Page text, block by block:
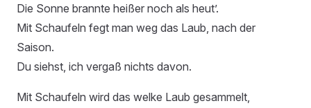
Die Sonne brannte heißer noch als heut’.
Mit Schaufeln fegt man weg das Laub, nach der
Saison.
Du siehst, ich vergaß nichts davon.
Mit Schaufeln wird das welke Laub gesammelt,